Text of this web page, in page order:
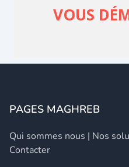
PAGES MAGHREB
Qui sommes nous | Nos
Contacter